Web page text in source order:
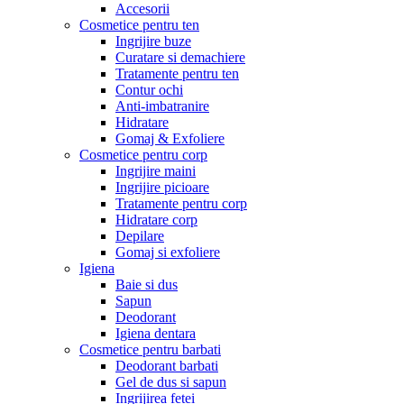
Accesorii
Cosmetice pentru ten
Ingrijire buze
Curatare si demachiere
Tratamente pentru ten
Contur ochi
Anti-imbatranire
Hidratare
Gomaj & Exfoliere
Cosmetice pentru corp
Ingrijire maini
Ingrijire picioare
Tratamente pentru corp
Hidratare corp
Depilare
Gomaj si exfoliere
Igiena
Baie si dus
Sapun
Deodorant
Igiena dentara
Cosmetice pentru barbati
Deodorant barbati
Gel de dus si sapun
Ingrijirea fetei